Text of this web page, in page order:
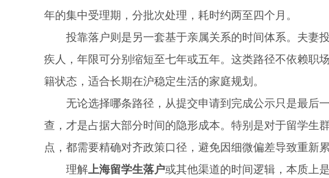
年的集中受理期，分批次处理，耗时约两至四个月。
投靠落户则是另一套基于亲属关系的时间体系。夫妻
疾人，年限可分别缩短至七年或五年。这类路径不依赖职
籍状态，适合长期在沪稳定生活的家庭规划。
无论选择哪条路径，从提交申请到完成公示只是最后
查，才是占据大部分时间的隐形成本。特别是对于留学生
点，都需要精确对齐政策口径，避免因细微偏差导致重新累
理解 上海留学生落户或其他渠道的时间逻辑，本质上